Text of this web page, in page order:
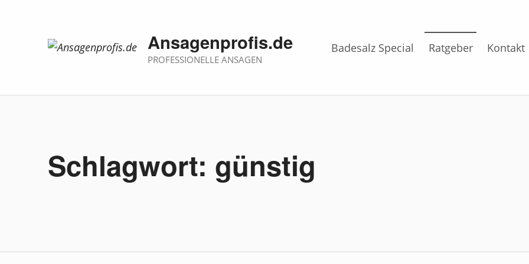
Ansagenprofis.de
PROFESSIONELLE ANSAGEN
Badesalz Special Ratgeber Kontakt
Schlagwort: günstig